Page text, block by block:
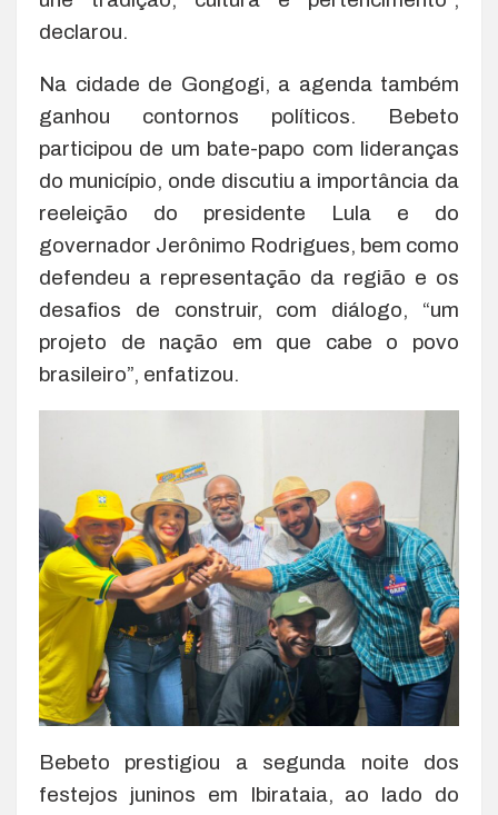
declarou.
Na cidade de Gongogi, a agenda também
ganhou contornos políticos. Bebeto
participou de um bate-papo com lideranças
do município, onde discutiu a importância da
reeleição do presidente Lula e do
governador Jerônimo Rodrigues, bem como
defendeu a representação da região e os
desafios de construir, com diálogo, “um
projeto de nação em que cabe o povo
brasileiro”, enfatizou.
Bebeto prestigiou a segunda noite dos
festejos juninos em Ibirataia, ao lado do